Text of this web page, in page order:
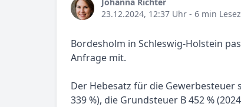
23.12.2024, 12:37 Uhr - 6 min
Bordesholm in Schleswig-Holstein
Anfrage mit.
Der Hebesatz für die Gewerbesteuer
339 %), die Grundsteuer B 452 %